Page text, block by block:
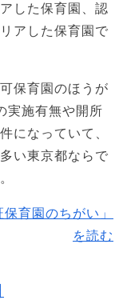
した保育園、認
アした保育園で
保育園のほうが
実施有無や開所
になっていて、
い東京都ならで
育園のちがい」
を読む